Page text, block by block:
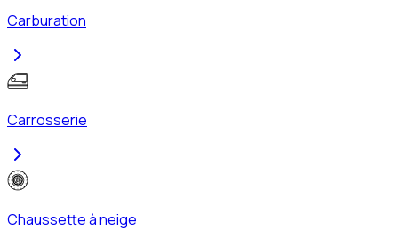
Carburation
Carrosserie
Chaussette à neige